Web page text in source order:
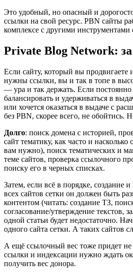
Это удобный, но опасный и
ссылки на свой ресурс. PBN сайты
комплексе с другими инструментами
Private Blog Network:
Если сайту, который вы продвигаете
нужны ссылки, вы и так в топе в
— ура и так держать. Если постоянно
балансировать и удерживаться в
или хочется оказаться в выдаче с
без PBN, скорее всего, не обойтись.
Долго: поиск домена с историей,
сайт тематику, как часто и насколько
вам нужно), поиск тематических и
теме сайтов, проверка ссылочного
поиску его в черных списках.
Затем, если всё в порядке, создание
всех сайтов сетки он должен быть
контентом (читать: создание ТЗ,
согласование/утверждение текстов,
одной статьи будет недостаточно.
одного сайта сетки. А таких сайтов
А ещё ссылочный вес тоже придет не
ссылки и индексации нужно ждать
получить вес донора.